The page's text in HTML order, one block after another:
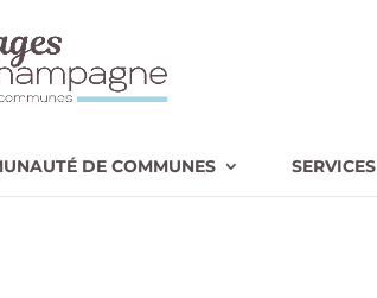
DE COMMUNES SERVICES